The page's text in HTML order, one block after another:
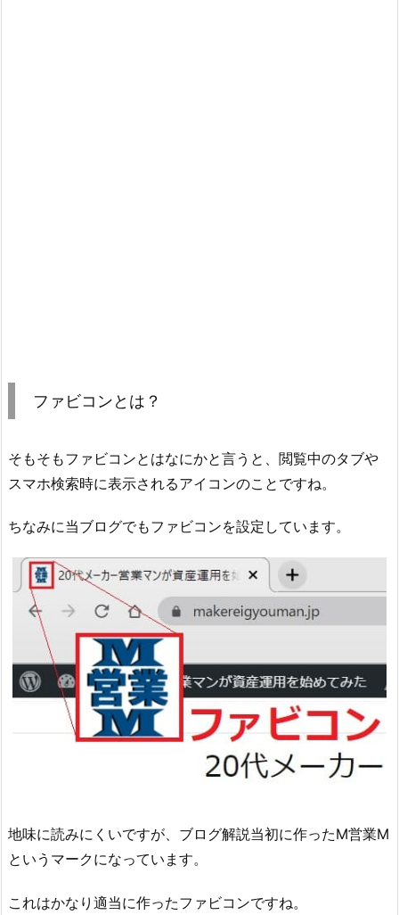
ファビコンとは？
そもそもファビコンとはなにかと言うと、閲覧中のタブや
スマホ検索時に表示されるアイコンのことですね。
ちなみに当ブログでもファビコンを設定しています。
地味に読みにくいですが、ブログ解説当初に作ったM営業M
というマークになっています。
これはかなり適当に作ったファビコンですね。